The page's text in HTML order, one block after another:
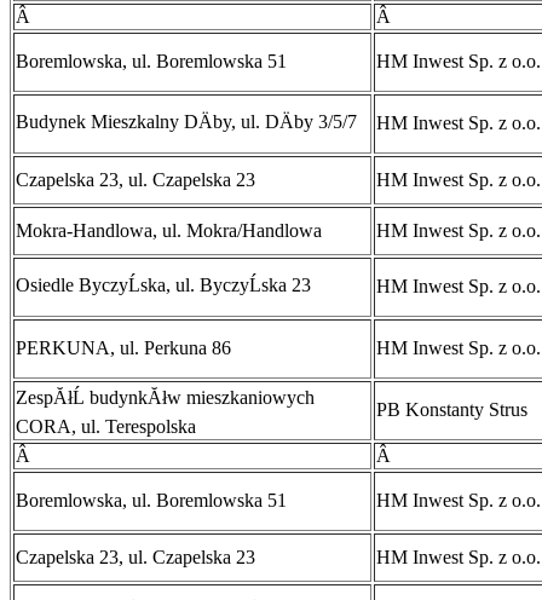
Â Â
Boremlowska, ul. Boremlowska 51 HM Inwest Sp. z o.o.
Budynek Mieszkalny DÄby, ul. DÄby 3/5/7 HM Inwest Sp. z o.o.
Czapelska 23, ul. Czapelska 23 HM Inwest Sp. z o.o.
Mokra-Handlowa, ul. Mokra/Handlowa HM Inwest Sp. z o.o.
Osiedle ByczyĹska, ul. ByczyĹska 23 HM Inwest Sp. z o.o.
PERKUNA, ul. Perkuna 86 HM Inwest Sp. z o.o.
ZespĂłĹ budynkĂłw mieszkaniowych
CORA, ul. Terespolska
PB Konstanty Strus
Â Â
Boremlowska, ul. Boremlowska 51 HM Inwest Sp. z o.o.
Czapelska 23, ul. Czapelska 23 HM Inwest Sp. z o.o.